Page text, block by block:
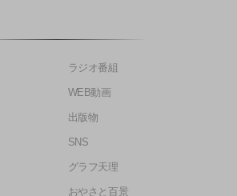
ラジオ番組
WEB動画
出版物
SNS
グラフ天理
おやさと百景